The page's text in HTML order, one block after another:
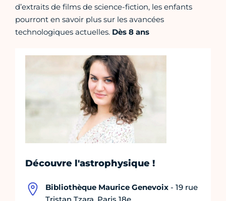
d’extraits de films de science-fiction, les enfants
pourront en savoir plus sur les avancées
technologiques actuelles. Dès 8 ans
Découvre l'astrophysique !
Bibliothèque Maurice Genevoix - 19 rue